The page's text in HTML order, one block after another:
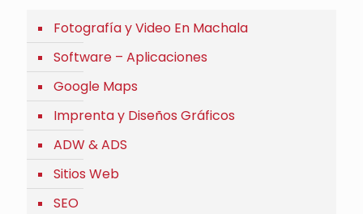
Fotografía y Video En Machala
Software – Aplicaciones
Google Maps
Imprenta y Diseños Gráficos
ADW & ADS
Sitios Web
SEO